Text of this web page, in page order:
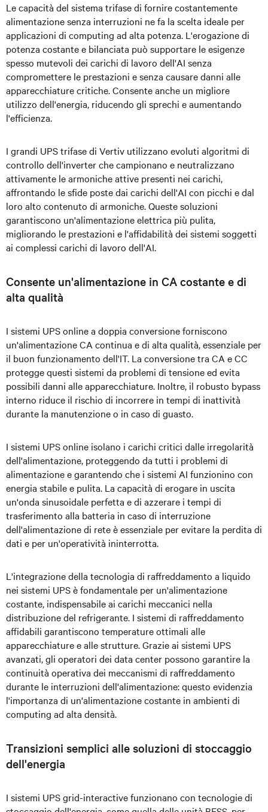
Le capacità del sistema trifase di fornire costantemente
alimentazione senza interruzioni ne fa la scelta ideale per
applicazioni di computing ad alta potenza. L'erogazione di
potenza costante e bilanciata può supportare le esigenze
spesso mutevoli dei carichi di lavoro dell'AI senza
compromettere le prestazioni e senza causare danni alle
apparecchiature critiche. Consente anche un migliore
utilizzo dell'energia, riducendo gli sprechi e aumentando
l'efficienza.
I grandi UPS trifase di Vertiv utilizzano evoluti algoritmi di
controllo dell'inverter che campionano e neutralizzano
attivamente le armoniche attive presenti nei carichi,
affrontando le sfide poste dai carichi dell'AI con picchi e dal
loro alto contenuto di armoniche. Queste soluzioni
garantiscono un'alimentazione elettrica più pulita,
migliorando le prestazioni e l'affidabilità dei sistemi soggetti
ai complessi carichi di lavoro dell'AI.
Consente un'alimentazione in CA costante e di
alta qualità
I sistemi UPS online a doppia conversione forniscono
un'alimentazione CA continua e di alta qualità, essenziale per
il buon funzionamento dell'IT. La conversione tra CA e CC
protegge questi sistemi da problemi di tensione ed evita
possibili danni alle apparecchiature. Inoltre, il robusto bypass
interno riduce il rischio di incorrere in tempi di inattività
durante la manutenzione o in caso di guasto.
I sistemi UPS online isolano i carichi critici dalle irregolarità
dell'alimentazione, proteggendo da tutti i problemi di
alimentazione e garantendo che i sistemi AI funzionino con
energia stabile e pulita. La capacità di erogare in uscita
un'onda sinusoidale perfetta e di azzerare i tempi di
trasferimento alla batteria in caso di interruzione
dell'alimentazione di rete è essenziale per evitare la perdita di
dati e per un'operatività ininterrotta.
L'integrazione della tecnologia di raffreddamento a liquido
nei sistemi UPS è fondamentale per un'alimentazione
costante, indispensabile ai carichi meccanici nella
distribuzione del refrigerante. I sistemi di raffreddamento
affidabili garantiscono temperature ottimali alle
apparecchiature e alle strutture. Grazie ai sistemi UPS
avanzati, gli operatori dei data center possono garantire la
continuità operativa dei meccanismi di raffreddamento
durante le interruzioni dell'alimentazione: questo evidenzia
l'importanza di un'alimentazione costante in ambienti di
computing ad alta densità.
Transizioni semplici alle soluzioni di stoccaggio
dell'energia
I sistemi UPS grid-interactive funzionano con tecnologie di